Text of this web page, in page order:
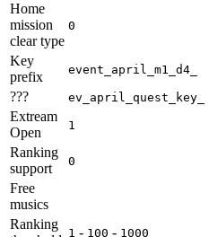
Home
mission
clear type
0
Key
prefix
event_april_m1_d4_
??? ev_april_quest_key_
Extream
Open
1
Ranking
support
0
Free
musics
Ranking
1 - 100 - 1000